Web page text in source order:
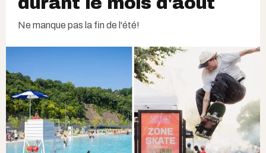
Ne manque pas la fin de l'été!